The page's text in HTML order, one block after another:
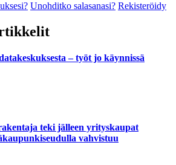
Unohditko salasanasi? Rekisteröidy
– työt jo käynnissä
teki jälleen yrityskaupat
vahvistuu